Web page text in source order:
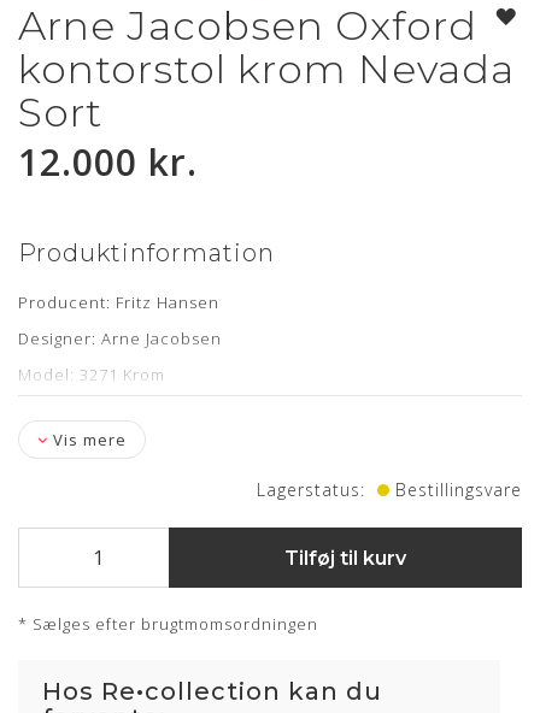
Gå
til
starten
af
billedgalleriet
Arne Jacobsen Oxford
kontorstol krom Nevada
Sort
12.000 kr.
Produktinformation
Producent: Fritz Hansen
Designer: Arne Jacobsen
Model: 3271 Krom
med hjul
Stand: Minimal brugsspor - nypolstret hos egne
møbelpolstrer
Levering:kontakt os for estimat
Anilin læder er en eksklusiv lædertype, hvor råvarer fra kun
Vis mere
Lagerstatus: Bestillingsvare
Tilføj til kurv
* Sælges efter brugtmomsordningen
Hos Re•collection kan du